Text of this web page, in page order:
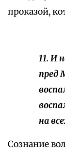
проказой,
11. И
пред
на
Сознание